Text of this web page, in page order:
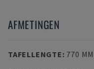
AFMETINGEN
TAFELLENGTE: 770 MM